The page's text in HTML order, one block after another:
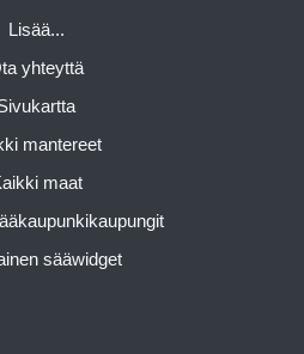
Lisää...
yhteyttä
mantereet
maat
sääwidget